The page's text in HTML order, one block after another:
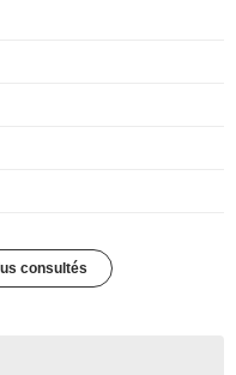
consultés